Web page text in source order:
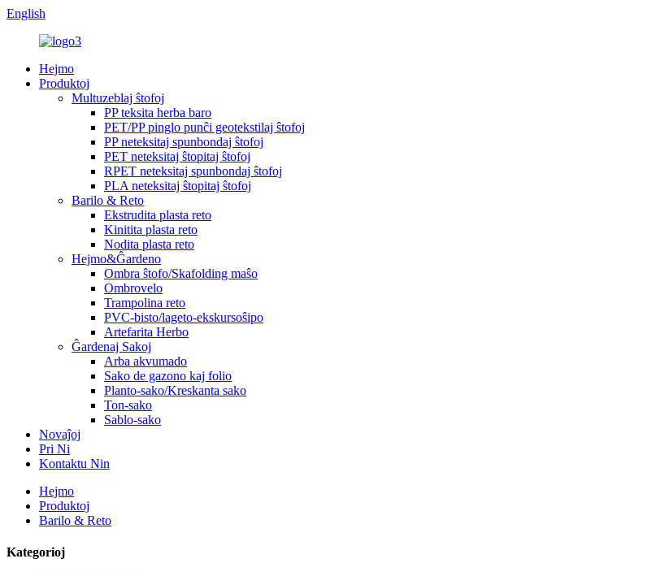
English
Hejmo
Produktoj
Multuzeblaj ŝtofoj
PP teksita herba baro
PET/PP pinglo punĉi geotekstilaj ŝtofoj
PP neteksitaj spunbondaj ŝtofoj
PET neteksitaj ŝtopitaj ŝtofoj
RPET neteksitaj spunbondaj ŝtofoj
PLA neteksitaj ŝtopitaj ŝtofoj
Barilo & Reto
Ekstrudita plasta reto
Kinitita plasta reto
Nodita plasta reto
Hejmo&Ĝardeno
Ombra ŝtofo/Skafolding maŝo
Ombrovelo
Trampolina reto
PVC-bisto/lageto-ekskursoŝipo
Artefarita Herbo
Ĝardenaj Sakoj
Arba akvumado
Sako de gazono kaj folio
Planto-sako/Kreskanta sako
Ton-sako
Sablo-sako
Novaĵoj
Pri Ni
Kontaktu Nin
Hejmo
Produktoj
Barilo & Reto
Kategorioj